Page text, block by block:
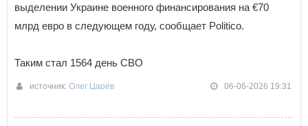
выделении Украине военного финансирования на €70
млрд евро в следующем году, сообщает Politico.
Таким стал 1564 день СВО
источник: Олег Царёв 06-06-2026 19:31